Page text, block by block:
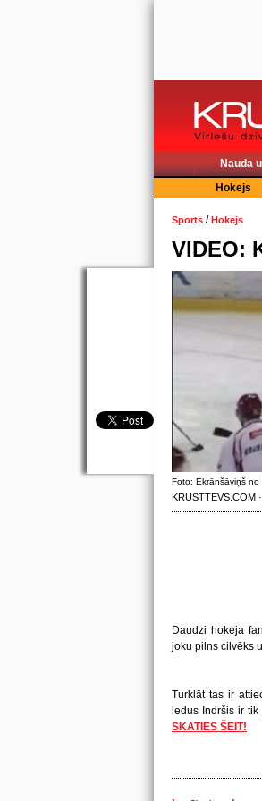
Nauda
Hokejs
Sports /Hokejs
VIDEO:
Foto: Ekrānšāviņš no
KRUSTTEVS.COM
Daudzi hokeja
joku pilns cilvēks
Turklāt tas ir
ledus Indršis ir
SKATIES ŠEIT!